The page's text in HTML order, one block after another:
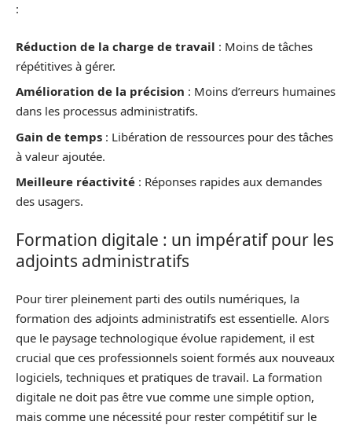
:
Réduction de la charge de travail : Moins de tâches
répétitives à gérer.
Amélioration de la précision : Moins d’erreurs humaines
dans les processus administratifs.
Gain de temps : Libération de ressources pour des tâches
à valeur ajoutée.
Meilleure réactivité : Réponses rapides aux demandes
des usagers.
Formation digitale : un impératif pour les
adjoints administratifs
Pour tirer pleinement parti des outils numériques, la
formation des adjoints administratifs est essentielle. Alors
que le paysage technologique évolue rapidement, il est
crucial que ces professionnels soient formés aux nouveaux
logiciels, techniques et pratiques de travail. La formation
digitale ne doit pas être vue comme une simple option,
mais comme une nécessité pour rester compétitif sur le